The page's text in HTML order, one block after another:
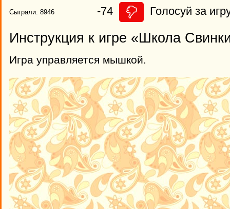
Сыграли: 8946 -74 Голосуй за
Инструкция к игре «Школа
Игра управляется мышкой.